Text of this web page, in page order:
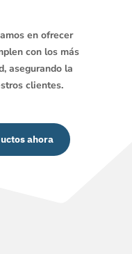
en ofrecer
con los más
asegurando la
clientes.
ahora